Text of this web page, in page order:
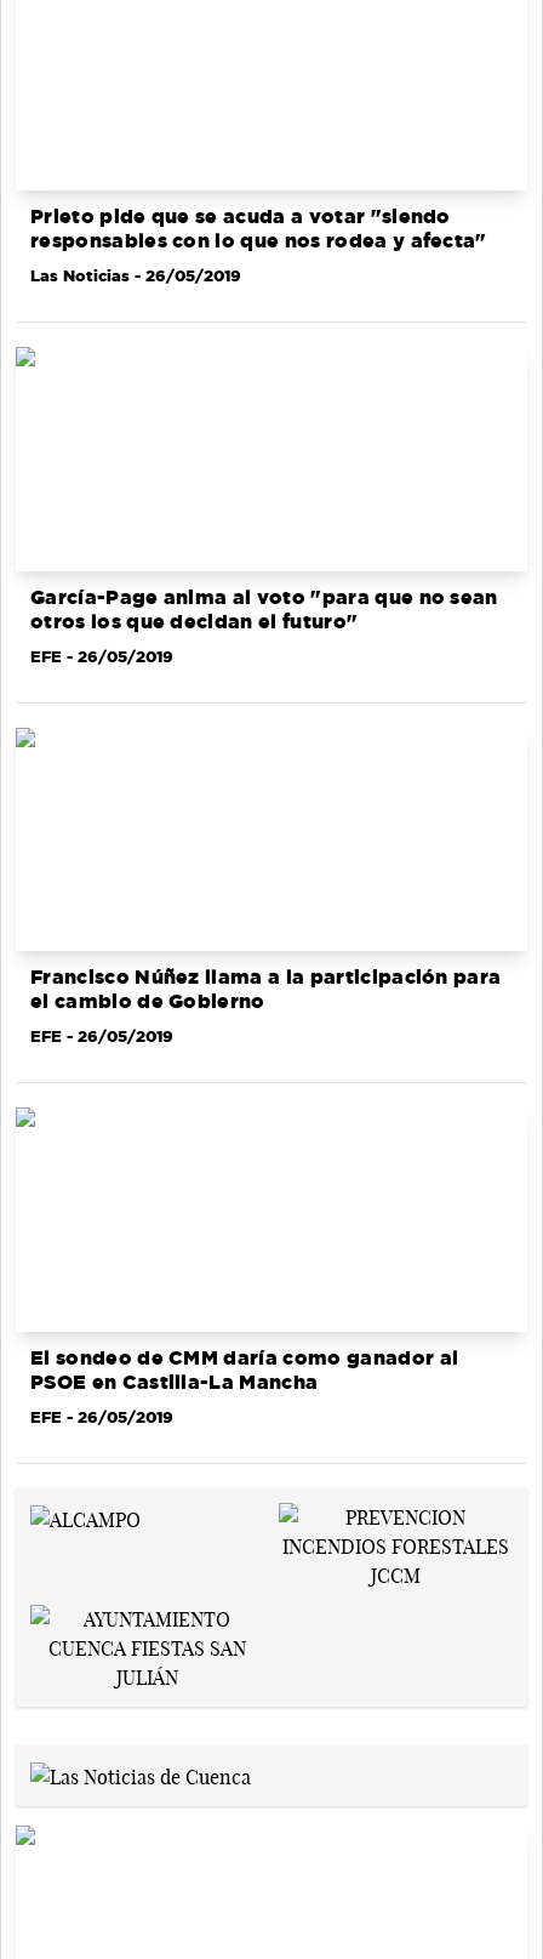
Prieto pide que se acuda a votar "siendo
responsables con lo que nos rodea y afecta"
Las Noticias - 26/05/2019
García-Page anima al voto "para que no sean
otros los que decidan el futuro"
EFE - 26/05/2019
Francisco Núñez llama a la participación para
el cambio de Gobierno
EFE - 26/05/2019
El sondeo de CMM daría como ganador al
PSOE en Castilla-La Mancha
EFE - 26/05/2019